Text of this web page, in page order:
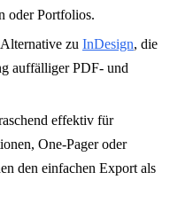
oder Portfolios.
zu InDesign, die
auffälliger PDF- und
effektiv für
One-Pager oder
den einfachen Export als